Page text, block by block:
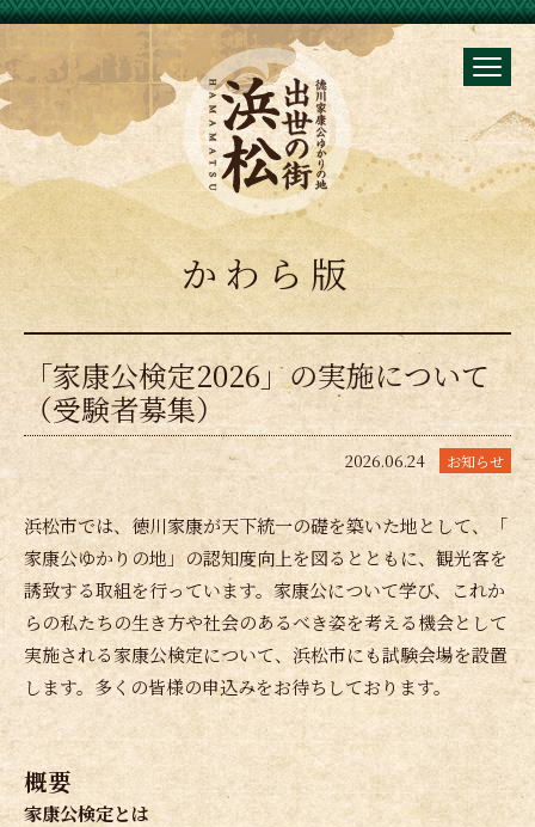
かわら版
「家康公検定2026」の実施について
（受験者募集）
2026.06.24 お知らせ
浜松市では、徳川家康が天下統一の礎を築いた地として、「
家康公ゆかりの地」の認知度向上を図るとともに、 観光客を
誘致する取組を行っています。家康公について学び、
これか
らの私たちの生き方や社会のあるべき姿を考える機会として
実施される家康公検定について、浜松市にも試験会場を設置
します。 多くの皆様の申込みをお待ちしております。
概要
家康公検定とは